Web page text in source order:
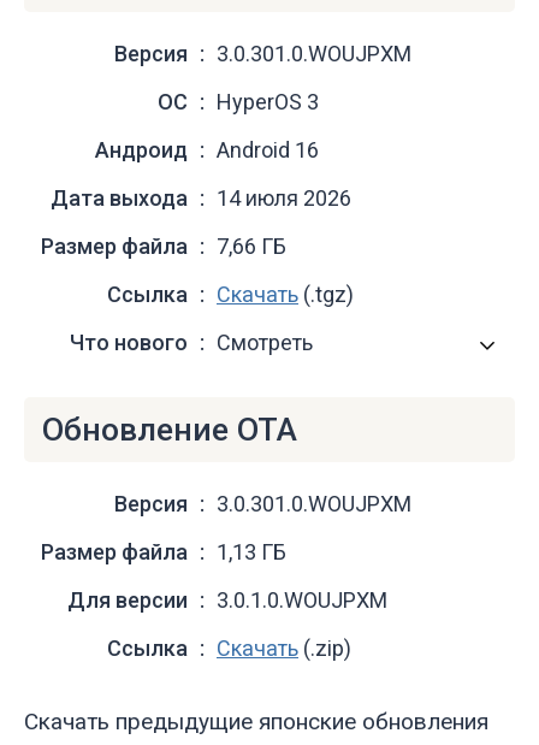
Версия
3.0.301.0.WOUJPXM
ОС
HyperOS 3
Андроид
Android 16
Дата выхода
14 июля 2026
Размер файла
7,66 ГБ
Ссылка
Скачать (.tgz)
Что нового
Смотреть
Обновление OTA
Версия
3.0.301.0.WOUJPXM
Размер файла
1,13 ГБ
Для версии
3.0.1.0.WOUJPXM
Ссылка
Скачать (.zip)
Скачать предыдущие японские обновления